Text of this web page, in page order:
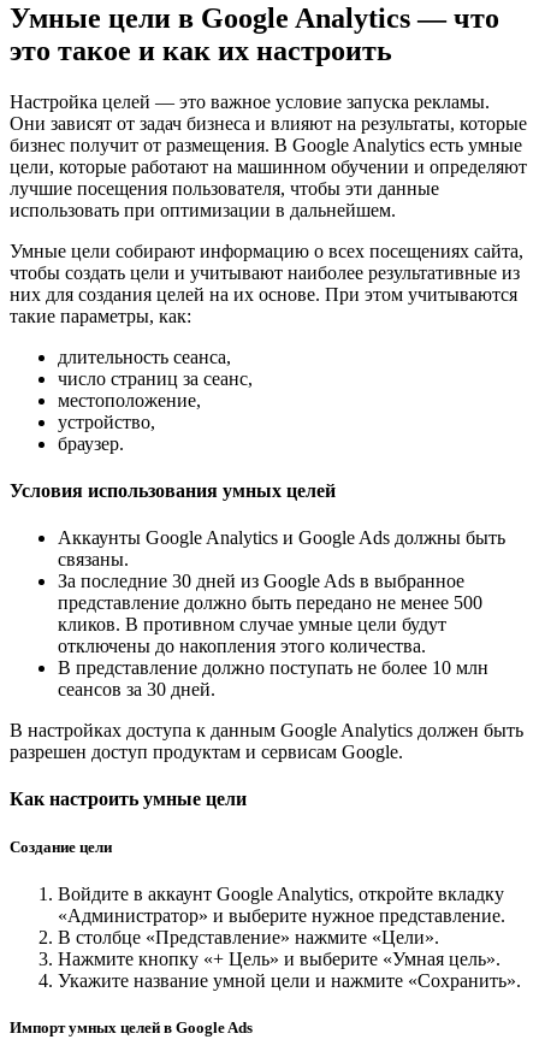
Умные цели в Google Analytics — что
это такое и как их настроить
Настройка целей — это важное условие запуска рекламы.
Они зависят от задач бизнеса и влияют на результаты, которые
бизнес получит от размещения. В Google Analytics есть умные
цели, которые работают на машинном обучении и определяют
лучшие посещения пользователя, чтобы эти данные
использовать при оптимизации в дальнейшем.
Умные цели собирают информацию о всех посещениях сайта,
чтобы создать цели и учитывают наиболее результативные из
них для создания целей на их основе. При этом учитываются
такие параметры, как:
длительность сеанса,
число страниц за сеанс,
местоположение,
устройство,
браузер.
Условия использования умных целей
Аккаунты Google Analytics и Google Ads должны быть
связаны.
За последние 30 дней из Google Ads в выбранное
представление должно быть передано не менее 500
кликов. В противном случае умные цели будут
отключены до накопления этого количества.
В представление должно поступать не более 10 млн
сеансов за 30 дней.
В настройках доступа к данным Google Analytics должен быть
разрешен доступ продуктам и сервисам Google.
Как настроить умные цели
Создание цели
Войдите в аккаунт Google Analytics, откройте вкладку
«Администратор» и выберите нужное представление.
В столбце «Представление» нажмите «Цели».
Нажмите кнопку «+ Цель» и выберите «Умная цель».
Укажите название умной цели и нажмите «Сохранить».
Импорт умных целей в Google Ads